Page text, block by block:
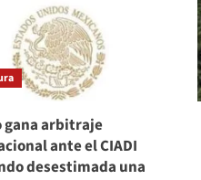
gana arbitraje
ante el CIADI
desestimada una